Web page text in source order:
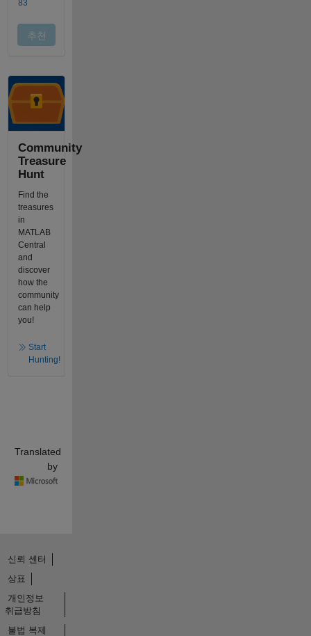
Community
Treasure
Hunt
Find the
treasures
in
MATLAB
Central
and
discover
how the
community
can help
you!
Start
Hunting!
Translated
by
신뢰 센터
상표
개인정보
취급방침
불법 복제